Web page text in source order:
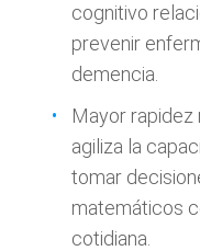
cognitivo
prevenir
demencia.
Mayor
agiliza la
tomar
matemáticos
cotidiana.